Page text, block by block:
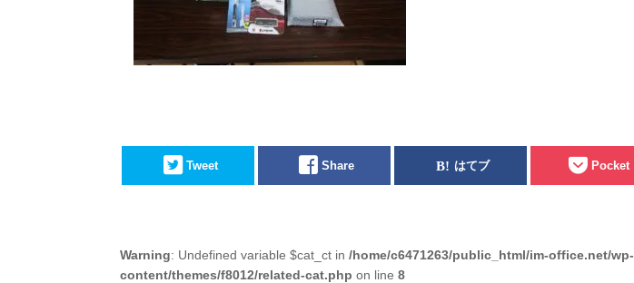
Tweet Share はてブ Pocket
Warning: Undefined variable $cat_ct in /home/c6471263/public_html/im-office.net/wp-
content/themes/f8012/related-cat.php on line 8